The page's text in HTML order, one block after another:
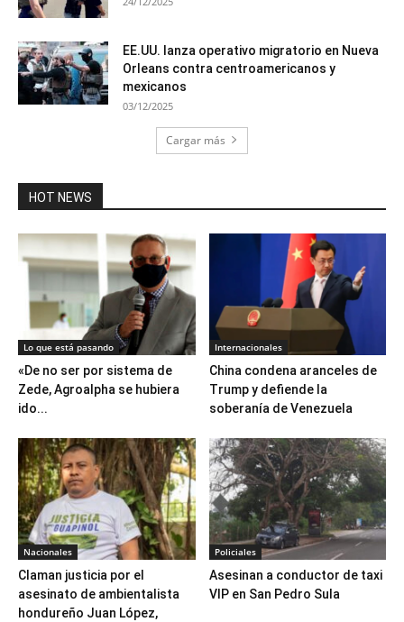
EE.UU. lanza operativo migratorio en Nueva
Orleans contra centroamericanos y
mexicanos
03/12/2025
Cargar más
HOT NEWS
Lo que está pasando
«De no ser por sistema de
Zede, Agroalpha se hubiera
ido...
Internacionales
China condena aranceles de
Trump y defiende la
soberanía de Venezuela
Nacionales
Claman justicia por el
asesinato de ambientalista
hondureño Juan López,
Policiales
Asesinan a conductor de taxi
VIP en San Pedro Sula